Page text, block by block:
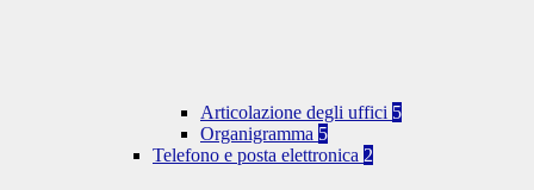
Articolazione degli uffici 5
Organigramma 5
Telefono e posta elettronica 2